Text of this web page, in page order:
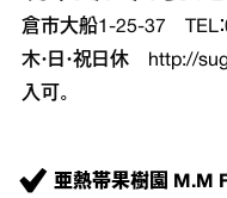
倉市大船1‐25‐37 TEL：
木・日・祝日休
http://
入可。
亜熱帯果樹園 M.M